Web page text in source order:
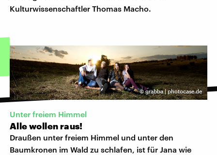
Kulturwissenschaftler Thomas Macho.
©grabba | photocase.de
Unter freiem Himmel
Alle wollen raus!
Draußen unter freiem Himmel und unter den
Baumkronen im Wald zu schlafen, ist für Jana wie